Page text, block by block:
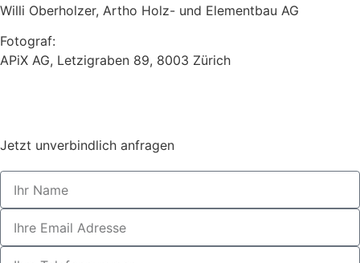
Willi Oberholzer, Artho Holz- und Elementbau AG
Fotograf:
APiX AG, Letzigraben 89, 8003 Zürich
Jetzt unverbindlich anfragen